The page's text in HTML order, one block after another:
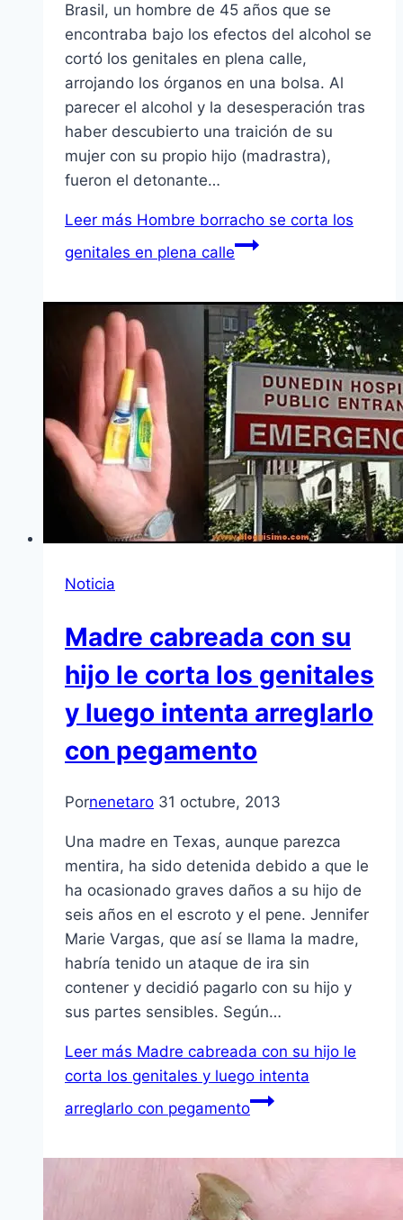
Brasil, un hombre de 45 años que se
encontraba bajo los efectos del alcohol se
cortó los genitales en plena calle,
arrojando los órganos en una bolsa. Al
parecer el alcohol y la desesperación tras
haber descubierto una traición de su
mujer con su propio hijo (madrastra),
fueron el detonante…
Leer más Hombre borracho se corta los
genitales en plena calle
Noticia
Madre cabreada con su
hijo le corta los genitales
y luego intenta arreglarlo
con pegamento
Pornenetaro 31 octubre, 2013
Una madre en Texas, aunque parezca
mentira, ha sido detenida debido a que le
ha ocasionado graves daños a su hijo de
seis años en el escroto y el pene. Jennifer
Marie Vargas, que así se llama la madre,
habría tenido un ataque de ira sin
contener y decidió pagarlo con su hijo y
sus partes sensibles. Según…
Leer más Madre cabreada con su hijo le
corta los genitales y luego intenta
arreglarlo con pegamento